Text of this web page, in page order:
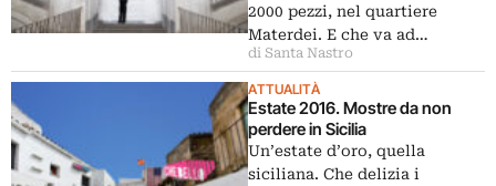
2000 pezzi, nel quartiere
Materdei. E che va ad…
di Santa Nastro
ATTUALITÀ
Estate 2016. Mostre da non
perdere in Sicilia
Un’estate d’oro, quella
siciliana. Che delizia i